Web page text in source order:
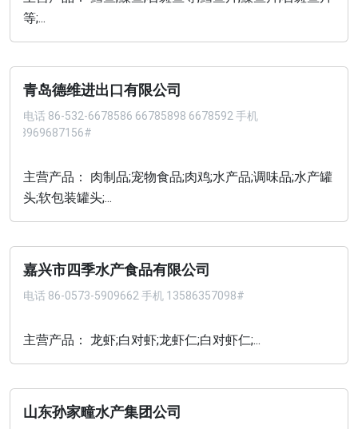
等;...
青岛德维进出口有限公司
电话 86-532-6678586 66785898 6678592 手机
013969687156#
主营产品： 肉制品;宠物食品;肉鸡;水产品;调味品;水产罐
头;软包装罐头;...
嘉兴市四季水产食品有限公司
电话 86-0573-5909662 手机 13586357098#
主营产品： 龙虾;白对虾;龙虾仁;白对虾仁;...
山东孙家疃水产集团公司